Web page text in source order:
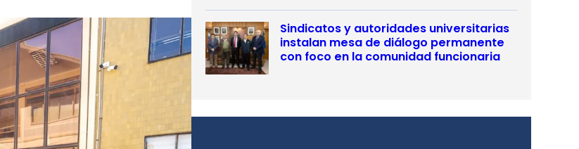
Sindicatos y autoridades universitarias
instalan mesa de diálogo permanente
con foco en la comunidad funcionaria